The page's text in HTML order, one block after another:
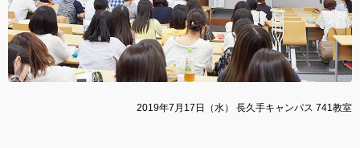
2019年7月17日（水） 長久手キャンパス 741教室